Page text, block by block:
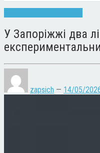
У Запоріжжі два
zapsich — 14/05/